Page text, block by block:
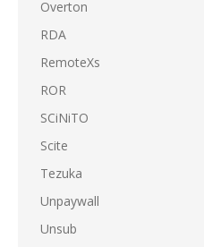
Overton
RDA
RemoteXs
ROR
SCiNiTO
Scite
Tezuka
Unpaywall
Unsub